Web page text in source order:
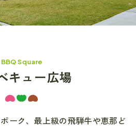
BBQ Square
キュー広場
ーク、最上級の飛騨牛や恵那ど